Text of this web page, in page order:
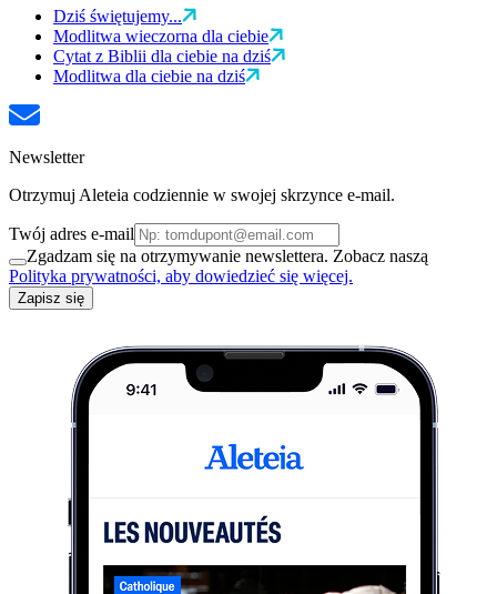
Dziś świętujemy...
Modlitwa wieczorna dla ciebie
Cytat z Biblii dla ciebie na dziś
Modlitwa dla ciebie na dziś
Newsletter
Otrzymuj Aleteia codziennie w swojej skrzynce e-mail.
Twój adres e-mail
Zgadzam się na otrzymywanie newslettera. Zobacz naszą
Polityka prywatności, aby dowiedzieć się więcej.
Zapisz się